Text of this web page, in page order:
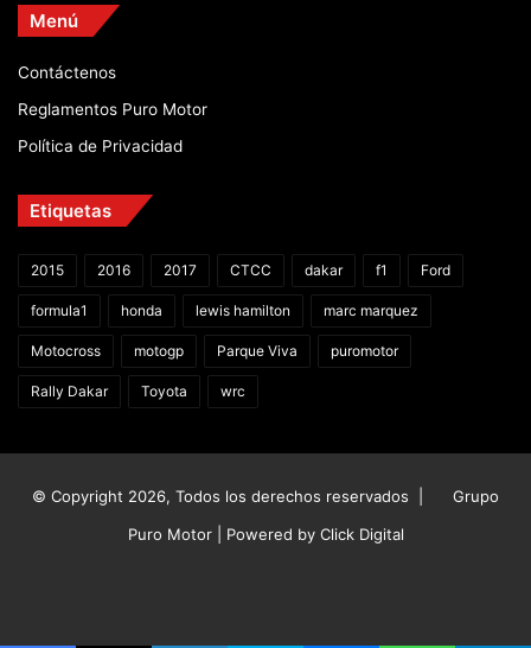
Menú
Contáctenos
Reglamentos Puro Motor
Política de Privacidad
Etiquetas
2015 2016 2017 CTCC dakar f1 Ford
formula1 honda lewis hamilton marc marquez
Motocross motogp Parque Viva puromotor
Rally Dakar Toyota wrc
© Copyright 2026, Todos los derechos reservados |
Grupo
Puro Motor | Powered by Click Digital